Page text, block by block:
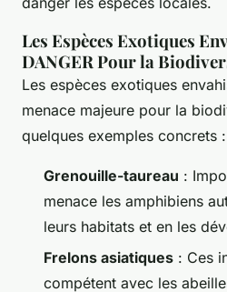
Les Espèces Exotiques
DANGER Pour la
Les espèces exotiques
menace majeure pour la
quelques exemples concrets :
Grenouille-taureau :
menace les amphibiens
leurs habitats et en les
Frelons asiatiques : Ces
compétent avec les